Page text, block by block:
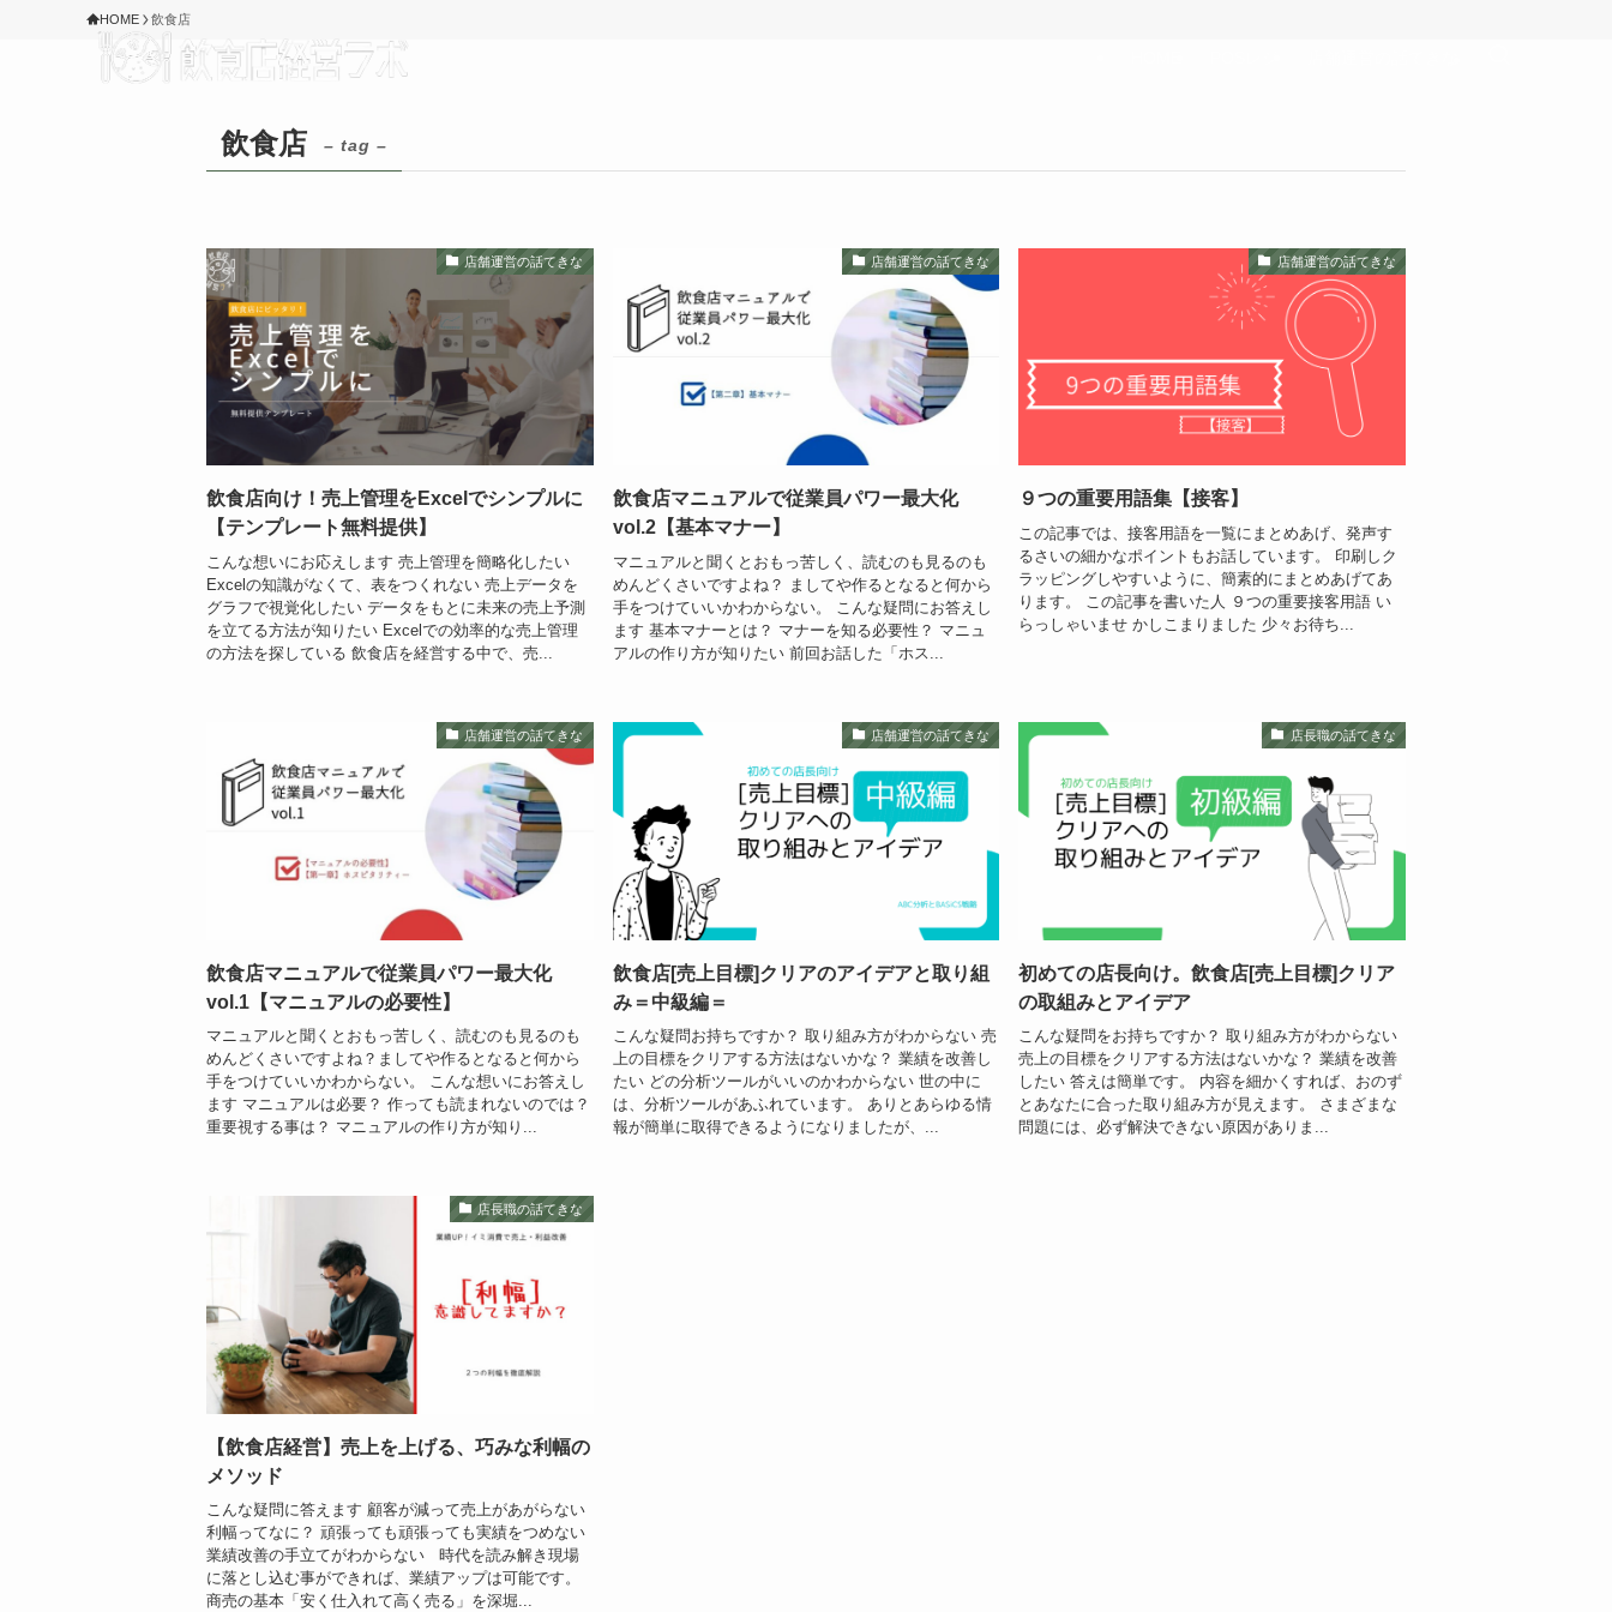
HOME 飲食店
飲食店 – tag –
店舗運営の話てきな
飲食店向け！売上管理をExcelでシンプルに
【テンプレート無料提供】
こんな想いにお応えします 売上管理を簡略化したい
Excelの知識がなくて、表をつくれない 売上データを
グラフで視覚化したい データをもとに未来の売上予測
を立てる方法が知りたい Excelでの効率的な売上管理
の方法を探している 飲食店を経営する中で、売...
店舗運営の話てきな
飲食店マニュアルで従業員パワー最大化
vol.2【基本マナー】
マニュアルと聞くとおもっ苦しく、読むのも見るのも
めんどくさいですよね？ ましてや作るとなると何から
手をつけていいかわからない。 こんな疑問にお答えし
ます 基本マナーとは？ マナーを知る必要性？ マニュ
アルの作り方が知りたい 前回お話した「ホス...
店舗運営の話てきな
９つの重要用語集【接客】
この記事では、接客用語を一覧にまとめあげ、発声す
るさいの細かなポイントもお話しています。 印刷しク
ラッピングしやすいように、簡素的にまとめあげてあ
ります。 この記事を書いた人 ９つの重要接客用語 い
らっしゃいませ かしこまりました 少々お待ち...
店舗運営の話てきな
飲食店マニュアルで従業員パワー最大化
vol.1【マニュアルの必要性】
マニュアルと聞くとおもっ苦しく、読むのも見るのも
めんどくさいですよね？ましてや作るとなると何から
手をつけていいかわからない。 こんな想いにお答えし
ます マニュアルは必要？ 作っても読まれないのでは？
重要視する事は？ マニュアルの作り方が知り...
店舗運営の話てきな
飲食店[売上目標]クリアのアイデアと取り組
み＝中級編＝
こんな疑問お持ちですか？ 取り組み方がわからない 売
上の目標をクリアする方法はないかな？ 業績を改善し
たい どの分析ツールがいいのかわからない 世の中に
は、分析ツールがあふれています。 ありとあらゆる情
報が簡単に取得できるようになりましたが、...
店長職の話てきな
初めての店長向け。飲食店[売上目標]クリア
の取組みとアイデア
こんな疑問をお持ちですか？ 取り組み方がわからない
売上の目標をクリアする方法はないかな？ 業績を改善
したい 答えは簡単です。 内容を細かくすれば、おのず
とあなたに合った取り組み方が見えます。 さまざまな
問題には、必ず解決できない原因がありま...
店長職の話てきな
【飲食店経営】売上を上げる、巧みな利幅の
メソッド
こんな疑問に答えます 顧客が減って売上があがらない
利幅ってなに？ 頑張っても頑張っても実績をつめない
業績改善の手立てがわからない 時代を読み解き現場
に落とし込む事ができれば、業績アップは可能です。
商売の基本「安く仕入れて高く売る」を深堀...